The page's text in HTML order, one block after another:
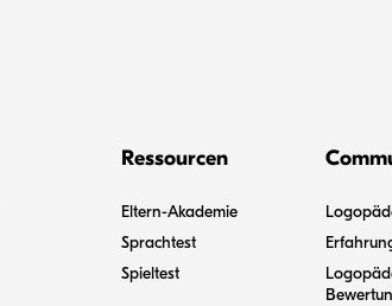
Ressourcen
Eltern-Akademie
Sprachtest
Spieltest